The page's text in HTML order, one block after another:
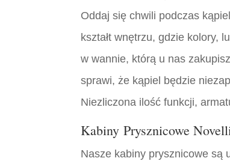
Oddaj się chwili podczas
kształt wnętrzu, gdzie kolory,
w wannie, którą u nas
sprawi, że kąpiel będzie
Niezliczona ilość funkcji,
Kabiny Prysznicowe
Nasze kabiny prysznicowe są